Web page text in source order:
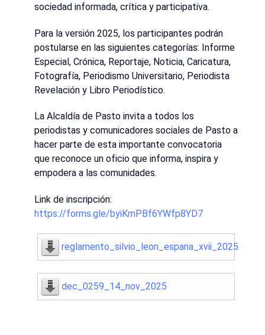
sociedad informada, crítica y participativa.
Para la versión 2025, los participantes podrán
postularse en las siguientes categorías: Informe
Especial, Crónica, Reportaje, Noticia, Caricatura,
Fotografía, Periodismo Universitario, Periodista
Revelación y Libro Periodístico.
La Alcaldía de Pasto invita a todos los
periodistas y comunicadores sociales de Pasto a
hacer parte de esta importante convocatoria
que reconoce un oficio que informa, inspira y
empodera a las comunidades.
Link de inscripción:
https://forms.gle/byiKmPBf6YWfp8YD7
reglamento_silvio_leon_espana_xvii_2025
dec_0259_14_nov_2025